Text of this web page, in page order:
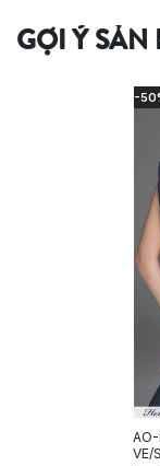
GỢI Ý SẢN
-
VE/